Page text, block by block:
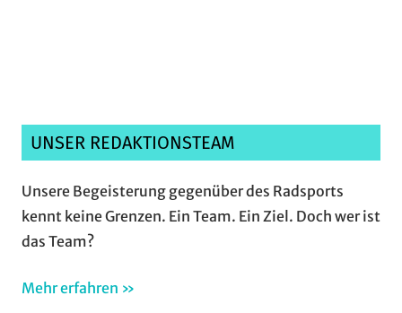
UNSER REDAKTIONSTEAM
Unsere Begeisterung gegenüber des Radsports
kennt keine Grenzen. Ein Team. Ein Ziel. Doch wer ist
das Team?
Mehr erfahren »